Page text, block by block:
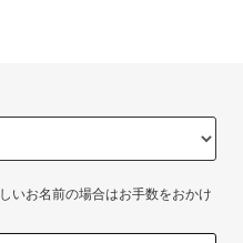
いお名前の場合はお手数をおかけ